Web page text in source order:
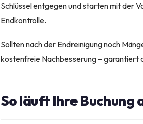
Schlüssel entgegen und starten mit der
Endkontrolle.
Sollten nach der Endreinigung noch
kostenfreie Nachbesserung – garantiert
So läuft Ihre Buchung